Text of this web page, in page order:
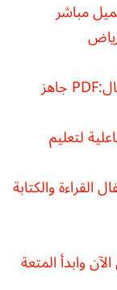
تحميل أوراق عمل حرف الباء لرياض الاطفال:PDF جاهز
لتعليم
القراءة والكتابة
وابدأ المتعة